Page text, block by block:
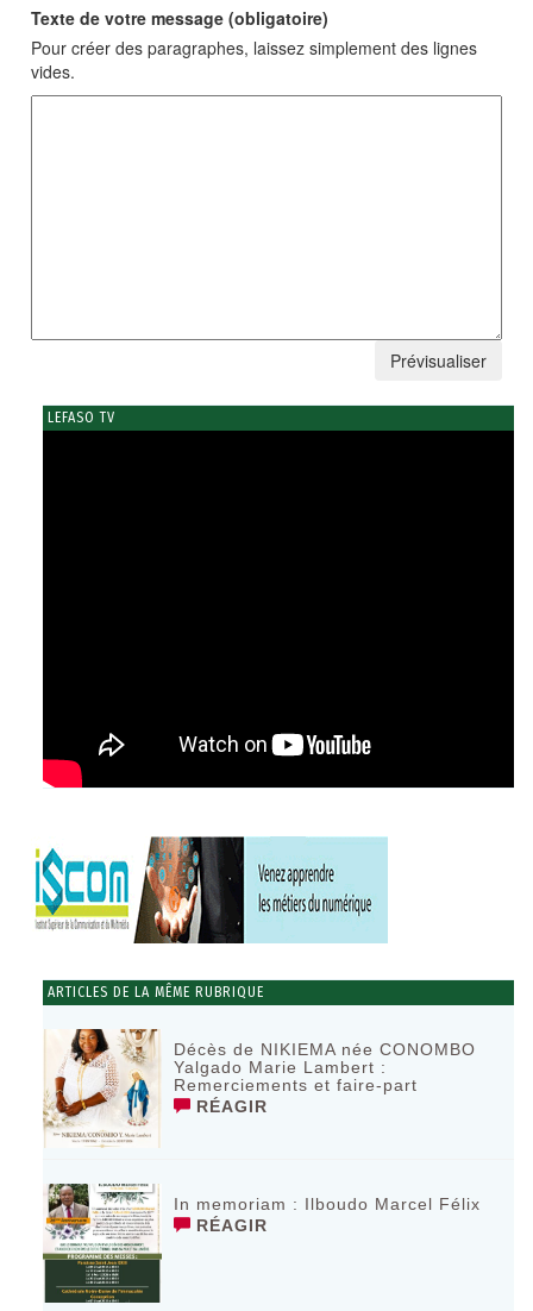
Texte de votre message (obligatoire)
Pour créer des paragraphes, laissez simplement des lignes
vides.
LEFASO TV
ARTICLES DE LA MÊME RUBRIQUE
Décès de NIKIEMA née CONOMBO
Yalgado Marie Lambert :
Remerciements et faire-part
RÉAGIR
In memoriam : Ilboudo Marcel Félix
RÉAGIR